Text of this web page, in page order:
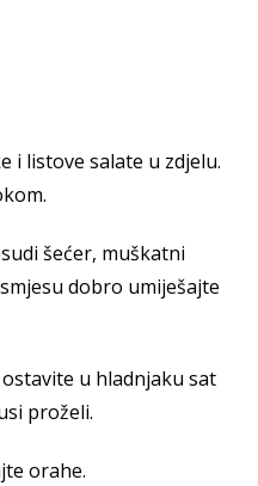
i listove salate u zdjelu.
šećer, muškatni
dobro umiješajte
u hladnjaku sat
proželi.
orahe.